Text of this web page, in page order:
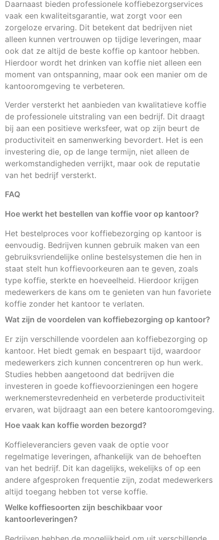
Daarnaast bieden professionele koffiebezorgservices
vaak een kwaliteitsgarantie, wat zorgt voor een
zorgeloze ervaring. Dit betekent dat bedrijven niet
alleen kunnen vertrouwen op tijdige leveringen, maar
ook dat ze altijd de beste koffie op kantoor hebben.
Hierdoor wordt het drinken van koffie niet alleen een
moment van ontspanning, maar ook een manier om de
kantooromgeving te verbeteren.
Verder versterkt het aanbieden van kwalitatieve koffie
de professionele uitstraling van een bedrijf. Dit draagt
bij aan een positieve werksfeer, wat op zijn beurt de
productiviteit en samenwerking bevordert. Het is een
investering die, op de lange termijn, niet alleen de
werkomstandigheden verrijkt, maar ook de reputatie
van het bedrijf versterkt.
FAQ
Hoe werkt het bestellen van koffie voor op kantoor?
Het bestelproces voor koffiebezorging op kantoor is
eenvoudig. Bedrijven kunnen gebruik maken van een
gebruiksvriendelijke online bestelsystemen die hen in
staat stelt hun koffievoorkeuren aan te geven, zoals
type koffie, sterkte en hoeveelheid. Hierdoor krijgen
medewerkers de kans om te genieten van hun favoriete
koffie zonder het kantoor te verlaten.
Wat zijn de voordelen van koffiebezorging op kantoor?
Er zijn verschillende voordelen aan koffiebezorging op
kantoor. Het biedt gemak en bespaart tijd, waardoor
medewerkers zich kunnen concentreren op hun werk.
Studies hebben aangetoond dat bedrijven die
investeren in goede koffievoorzieningen een hogere
werknemerstevredenheid en verbeterde productiviteit
ervaren, wat bijdraagt aan een betere kantooromgeving.
Hoe vaak kan koffie worden bezorgd?
Koffieleveranciers geven vaak de optie voor
regelmatige leveringen, afhankelijk van de behoeften
van het bedrijf. Dit kan dagelijks, wekelijks of op een
andere afgesproken frequentie zijn, zodat medewerkers
altijd toegang hebben tot verse koffie.
Welke koffiesoorten zijn beschikbaar voor
kantoorleveringen?